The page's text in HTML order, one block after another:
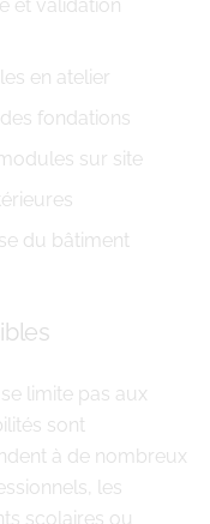
et validation
en atelier
fondations
sur site
du bâtiment
limite pas aux
sont
à de nombreux
les
scolaires ou